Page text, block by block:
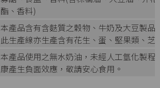
酯、香料)
本產品含有含麩質之穀物、牛奶及大豆製品
此生產線亦生產含有花生、蛋、堅果類、芝
本產品使用之無水奶油，未經人工氫化製
康產生負面效應，敬請安心食用。